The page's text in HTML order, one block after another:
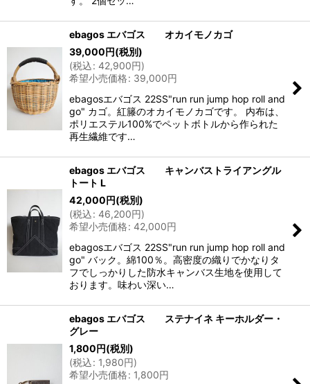
ebagos エバゴス オカイモノカゴ
39,000円(税別)
(税込: 42,900円)
希望小売価格: 39,000円
ebagosエバゴス 22SS"run run jump hop roll and
go" カゴ。紅籐のオカイモノカゴです。 内布は、
ポリエステル100%でペットボトルから作られた
再生繊維です…
ebagos エバゴス キャンバストライアングル
トート L
42,000円(税別)
(税込: 46,200円)
希望小売価格: 42,000円
ebagosエバゴス 22SS"run run jump hop roll and
go" バック。綿100％。高密度の織りでかなりタ
フでしっかりした防水キャンバス生地を使用して
おります。味わい深い…
ebagos エバゴス ステナイネ キーホルダー・
グレー
1,800円(税別)
(税込: 1,980円)
希望小売価格: 1,800円